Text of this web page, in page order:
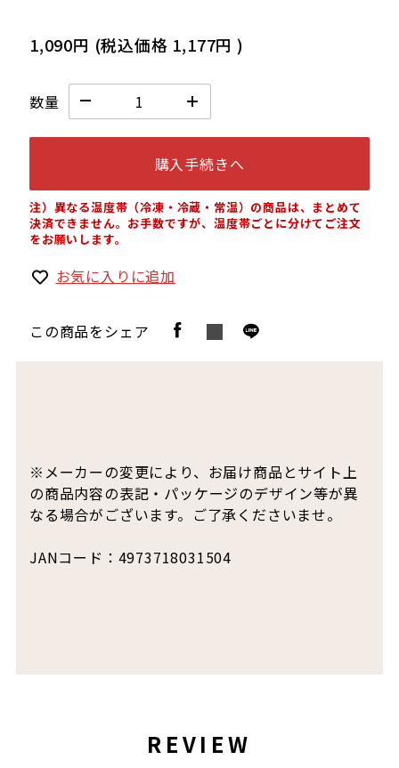
1,090円 (税込価格 1,177円 )
数量
購入手続きへ
注）異なる温度帯（冷凍・冷蔵・常温）の商品は、まとめて
決済できません。お手数ですが、温度帯ごとに分けてご注文
をお願いします。
お気に入りに追加
この商品をシェア
※メーカーの変更により、お届け商品とサイト上
の商品内容の表記・パッケージのデザイン等が異
なる場合がございます。ご了承くださいませ。
JANコード：4973718031504
REVIEW